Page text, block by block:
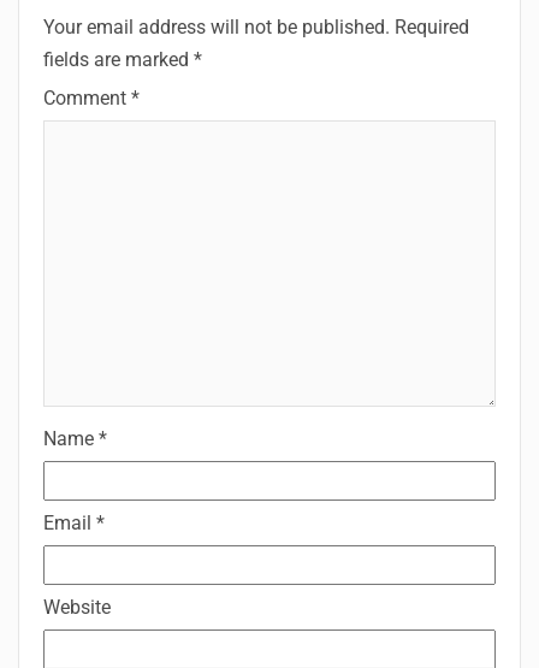
Your email address will not be published. Required
fields are marked *
Comment *
Name *
Email *
Website